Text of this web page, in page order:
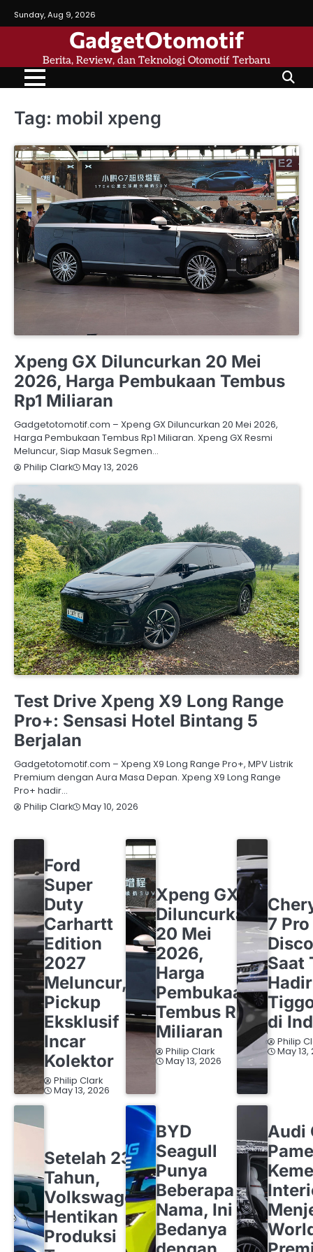
to
Sunday, Aug 9, 2026
GadgetOtomotif
Berita, Review, dan Teknologi Otomotif Terbaru
Tag: mobil xpeng
Xpeng GX Diluncurkan 20 Mei
2026, Harga Pembukaan Tembus
Rp1 Miliaran
Gadgetotomotif.com – Xpeng GX Diluncurkan 20 Mei 2026,
Harga Pembukaan Tembus Rp1 Miliaran. Xpeng GX Resmi
Meluncur, Siap Masuk Segmen…
Philip Clark
May 13, 2026
Test Drive Xpeng X9 Long Range
Pro+: Sensasi Hotel Bintang 5
Berjalan
Gadgetotomotif.com – Xpeng X9 Long Range Pro+, MPV Listrik
Premium dengan Aura Masa Depan. Xpeng X9 Long Range
Pro+ hadir…
Philip Clark
May 10, 2026
Ford
Super
Duty
Carhartt
Edition
2027
Meluncur,
Pickup
Eksklusif
Incar
Kolektor
Philip Clark
May 13, 2026
Xpeng GX
Diluncurkan
20 Mei
2026,
Harga
Pembukaan
Tembus Rp1
Miliaran
Philip Clark
May 13, 2026
7 Pro
Saat
di
Philip
May 13,
Setelah 23
Tahun,
Volkswagen
Hentikan
Produksi
BYD
Seagull
Punya
Beberapa
Nama, Ini
Bedanya
Audi